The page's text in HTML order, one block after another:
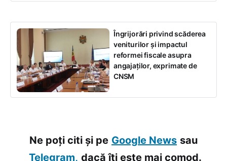
Îngrijorări privind scăderea
veniturilor și impactul
reformei fiscale asupra
angajaților, exprimate de
CNSM
Ne poți citi și pe Google News sau
Telegram, dacă îți este mai comod.